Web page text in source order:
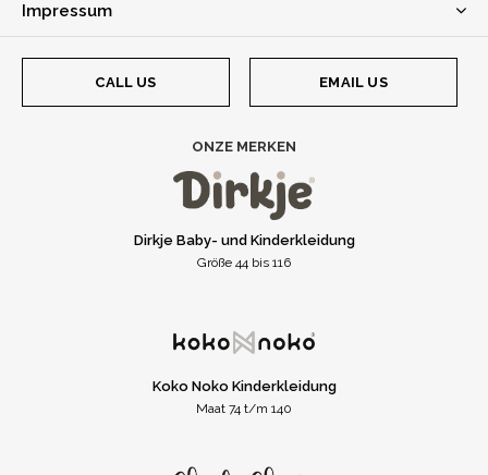
Impressum
CALL US EMAIL US
ONZE MERKEN
Dirkje Baby- und Kinderkleidung
Größe 44 bis 116
Koko Noko Kinderkleidung
Maat 74 t/m 140